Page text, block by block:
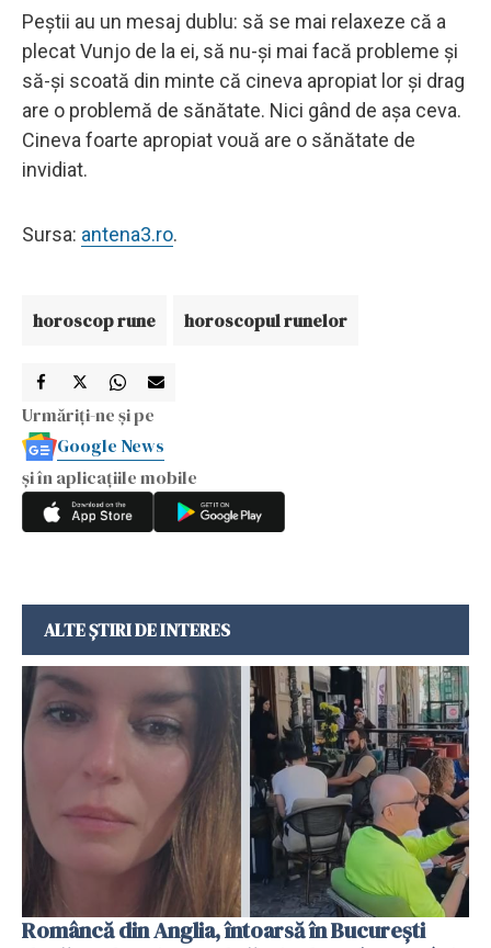
Peștii au un mesaj dublu: să se mai relaxeze că a
plecat Vunjo de la ei, să nu-și mai facă probleme și
să-şi scoată din minte că cineva apropiat lor și drag
are o problemă de sănătate. Nici gând de aşa ceva.
Cineva foarte apropiat vouă are o sănătate de
invidiat.
Sursa: antena3.ro.
horoscop rune horoscopul runelor
Urmăriți-ne și pe
Google News
și în aplicațiile mobile
ALTE ȘTIRI DE INTERES
Româncă din Anglia, întoarsă în București